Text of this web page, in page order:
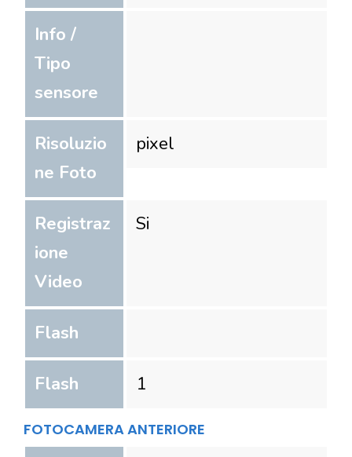
Info /
Tipo
sensore
Risoluzio
ne Foto
pixel
Registraz
ione
Video
Si
Flash
Flash 1
FOTOCAMERA ANTERIORE